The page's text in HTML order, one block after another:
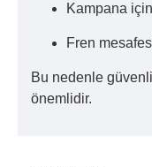
Kampana
Fren
Bu nedenle
önemlidir.